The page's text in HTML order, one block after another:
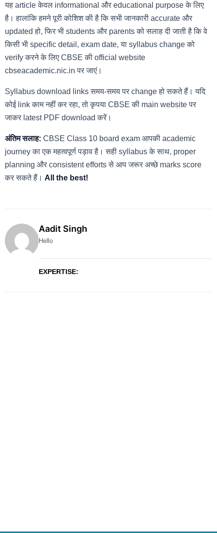
यह article केवल informational और educational purpose के लिए
है। हालांकि हमने पूरी कोशिश की है कि सभी जानकारी accurate और
updated हो, फिर भी students और parents को सलाह दी जाती है कि वे
किसी भी specific detail, exam date, या syllabus change को
verify करने के लिए CBSE की official website
cbseacademic.nic.in पर जाएं।
Syllabus download links समय-समय पर change हो सकते हैं। यदि
कोई link काम नहीं कर रहा, तो कृपया CBSE की main website पर
जाकर latest PDF download करें।
अंतिम सलाह: CBSE Class 10 board exam आपकी academic
journey का एक महत्वपूर्ण पड़ाव है। सही syllabus के साथ, proper
planning और consistent efforts से आप जरूर अच्छे marks score
कर सकते हैं। All the best!
Aadit Singh
Hello
EXPERTISE: